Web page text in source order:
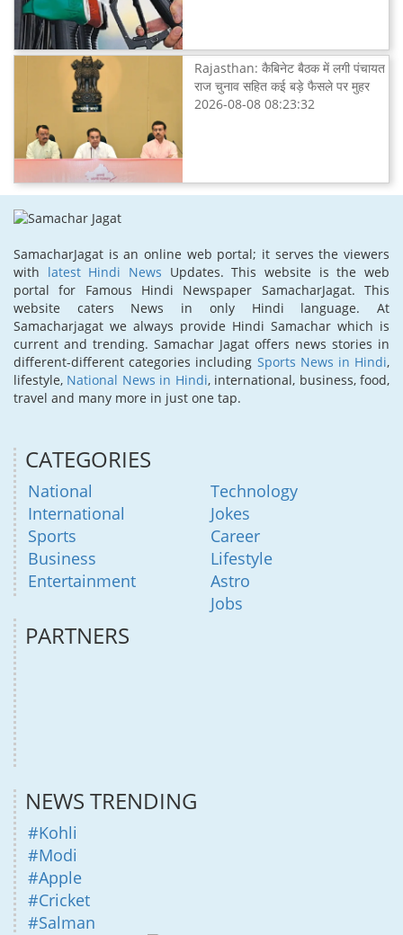
Rajasthan: कैबिनेट बैठक में लगी पंचायत
राज चुनाव सहित कई बड़े फैसले पर मुहर
2026-08-08 08:23:32
SamacharJagat is an online web portal; it serves the viewers
with latest Hindi News Updates. This website is the web
portal for Famous Hindi Newspaper SamacharJagat. This
website caters News in only Hindi language. At
Samacharjagat we always provide Hindi Samachar which is
current and trending. Samachar Jagat offers news stories in
different-different categories including Sports News in Hindi,
lifestyle, National News in Hindi, international, business, food,
travel and many more in just one tap.
CATEGORIES
National
International
Sports
Business
Entertainment
Technology
Jokes
Career
Lifestyle
Astro
Jobs
PARTNERS
NEWS TRENDING
#Kohli
#Modi
#Apple
#Cricket
#Salman